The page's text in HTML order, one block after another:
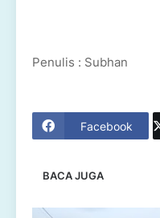
Penulis : Subhan
Facebook
BACA JUGA